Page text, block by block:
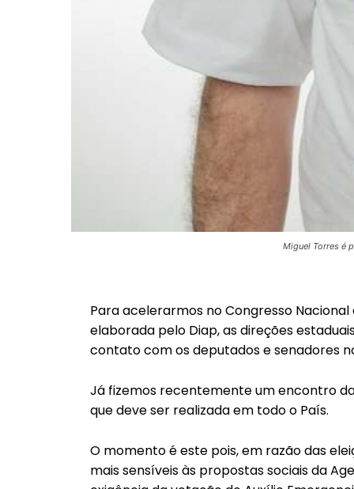
Miguel Torres é
Para acelerarmos no Congresso Nacional
elaborada pelo Diap, as direções
contato com os deputados e senadores
Já fizemos recentemente um encontro
que deve ser realizada em todo o País.
O momento é este pois, em razão das
mais sensíveis às propostas sociais da